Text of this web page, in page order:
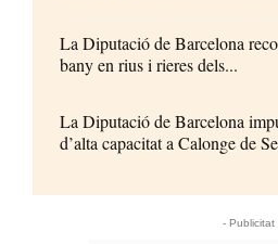
La Diputació de Barcelona
bany en rius i rieres dels...
La Diputació de Barcelona
d’alta capacitat a Calonge de
- Publicitat